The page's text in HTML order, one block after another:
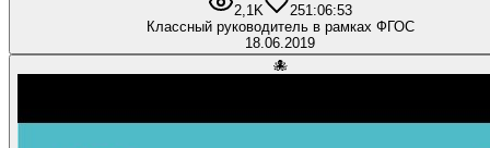
2,1K 251:06:53
Классный руководитель в рамках ФГОС
18.06.2019
🐙